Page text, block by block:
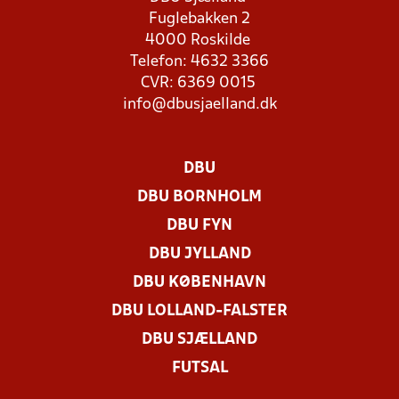
Fuglebakken 2
4000 Roskilde
Telefon: 4632 3366
CVR: 6369 0015
info@dbusjaelland.dk
DBU
DBU BORNHOLM
DBU FYN
DBU JYLLAND
DBU KØBENHAVN
DBU LOLLAND-FALSTER
DBU SJÆLLAND
FUTSAL